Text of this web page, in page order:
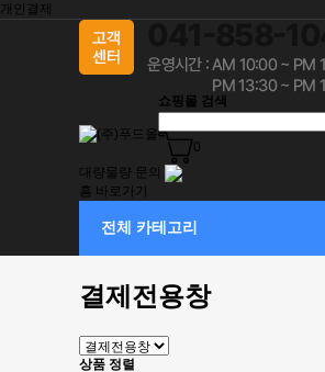
개인결제
쇼핑몰 검색
0
대량물량 문의
홈 바로가기
전체 카테고리
결제전용창
상품 정렬